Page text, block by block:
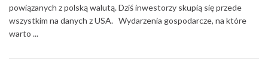
powiązanych z polską walutą. Dziś inwestorzy skupią się przede
wszystkim na danych z USA. Wydarzenia gospodarcze, na które
warto ...